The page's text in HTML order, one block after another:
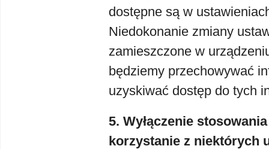
dostępne są w
Niedokonanie zmiany
zamieszczone w
będziemy przechowywać
uzyskiwać dostęp do tych
5. Wyłączenie
korzystanie z niektórych